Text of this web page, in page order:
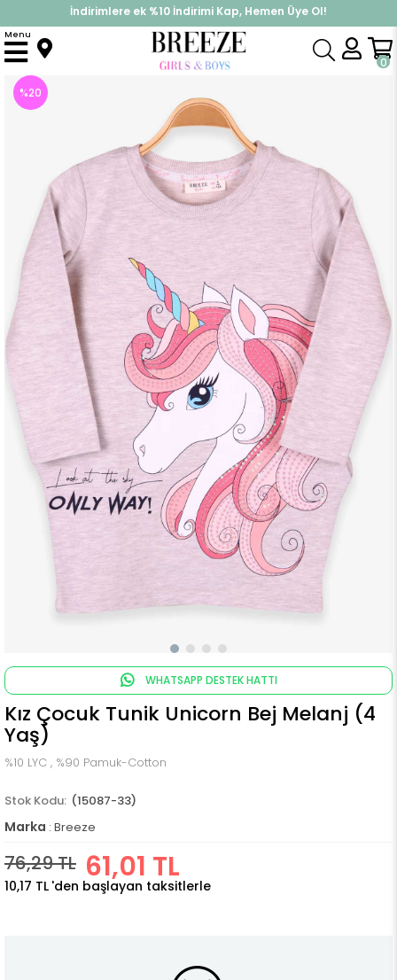
%30 Sepette Yaz İndirimi, Hemen Al!
İndirimlere ek %10 İndirimi Kap, Hemen Üye Ol!
0
Menu
Anasayfa Tunik Kız Çocuk Tunik Unicorn Bej Melanj (4 Yaş)
%20
WHATSAPP DESTEK HATTI
Kız Çocuk Tunik Unicorn Bej Melanj (4
Yaş)
%10 LYC , %90 Pamuk-Cotton
(15087-33)
Marka : Breeze
76,29 TL 61,01 TL
10,17 TL 'den başlayan taksitlerle